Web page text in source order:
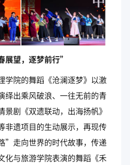
望，逐梦前行”
学院的舞蹈《沧澜逐梦》以激
绎出乘风破浪、一往无前的青
景剧《双遗联动，出海扬帆》
非遗项目的生动展示，再现传
”走向世界的时代故事，传递
化与旅游学院表演的舞蹈《禾